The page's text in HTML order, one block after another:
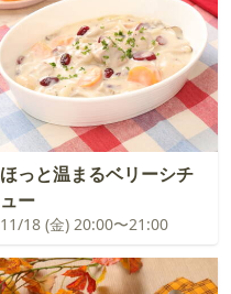
ほっと温まるベリーシチ
ュー
11/18 (金) 20:00〜21:00